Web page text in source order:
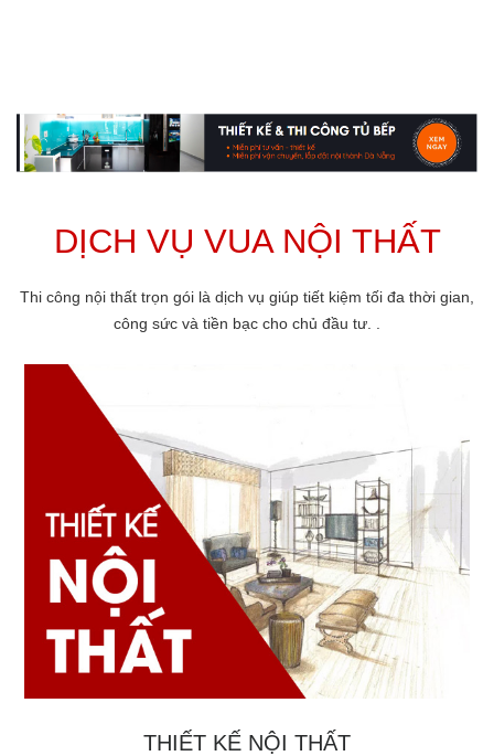
DỊCH VỤ VUA NỘI THẤT
Thi công nội thất trọn gói là dịch vụ giúp tiết kiệm tối đa thời gian,
công sức và tiền bạc cho chủ đầu tư. .
THIẾT KẾ NỘI THẤT